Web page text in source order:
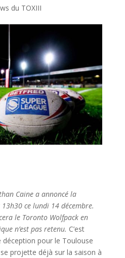
du TOXIII
Caine a annoncé la
ce lundi 14 décembre.
le Toronto Wolfpack en
n’est pas retenu. C’est
pour le Toulouse
projette déjà sur la saison à